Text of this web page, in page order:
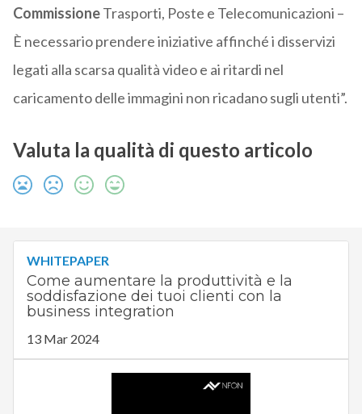
CommissioneTrasporti, Poste e Telecomunicazioni –
È necessario prendere iniziative affinché i disservizi
legati alla scarsa qualità video e ai ritardi nel
caricamento delle immagini non ricadano sugli utenti”.
Valuta la qualità di questo articolo
WHITEPAPER
Come aumentare la produttività e la
soddisfazione dei tuoi clienti con la
business integration
13 Mar 2024